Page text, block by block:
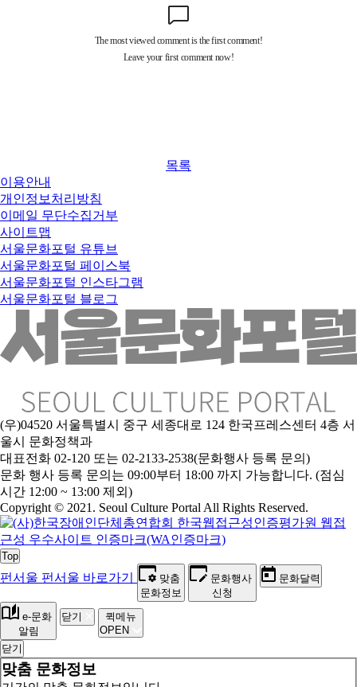
목록
이용안내
개인정보처리방침
이메일 무단수집거부
사이트맵
서울문화포털 유튜브
서울문화포털 페이스북
서울문화포털 인스타그램
서울문화포털 블로그
(우)04520 서울특별시 중구 세종대로 124 한국프레스센터 4층 서
울시 문화정책과
대표전화 02-120 또는 02-2133-2538(문화행사 등록 문의)
문화 행사 등록 문의는 09:00부터 18:00 까지 가능합니다. (점심
시간 12:00 ~ 13:00 제외)
Copyright © 2021. Seoul Culture Portal All Rights Reserved.
Top
펀서울 펀서울 바로가기
맞춤
문화정보
문화행사
신청
문화달력
e-문화
알림
닫기
퀵메뉴
OPEN
닫기
맞춤 문화정보